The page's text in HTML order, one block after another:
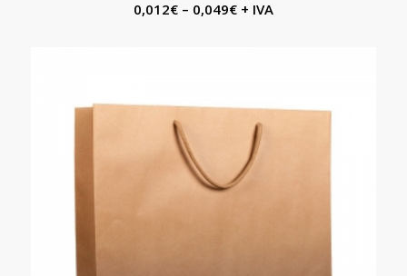
0,012€– 0,049€+ IVA